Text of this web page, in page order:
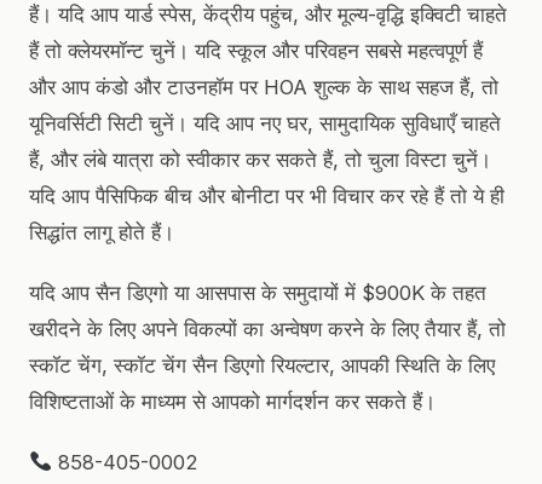
हैं। यदि आप यार्ड स्पेस, केंद्रीय पहुंच, और मूल्य-वृद्धि इक्विटी चाहते
हैं तो क्लेयरमॉन्ट चुनें। यदि स्कूल और परिवहन सबसे महत्वपूर्ण हैं
और आप कंडो और टाउनहॉम पर HOA शुल्क के साथ सहज हैं, तो
यूनिवर्सिटी सिटी चुनें। यदि आप नए घर, सामुदायिक सुविधाएँ चाहते
हैं, और लंबे यात्रा को स्वीकार कर सकते हैं, तो चुला विस्टा चुनें।
यदि आप पैसिफिक बीच और बोनीटा पर भी विचार कर रहे हैं तो ये ही
सिद्धांत लागू होते हैं।
यदि आप सैन डिएगो या आसपास के समुदायों में $900K के तहत
खरीदने के लिए अपने विकल्पों का अन्वेषण करने के लिए तैयार हैं, तो
स्कॉट चेंग, स्कॉट चेंग सैन डिएगो रियल्टार, आपकी स्थिति के लिए
विशिष्टताओं के माध्यम से आपको मार्गदर्शन कर सकते हैं।
858-405-0002